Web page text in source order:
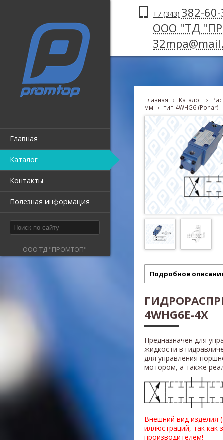
Главная
Каталог
Контакты
Полезная информация
ООО ТД "ПРОМТОП"
+7 (343) 382-
ООО "ТД
Главная › Каталог ›
мм
› тип 4WHG6 (Ponar)
Подробное
4WHG6E-4X
Предназначен для
жидкости в
для управления
мотором, а также
Внешний вид изделия
иллюстраций, так как
производителем!